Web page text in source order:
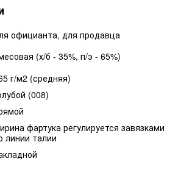
официанта, для продавца
(х/б - 35%, п/э - 65%)
г/м2 (средняя)
(008)
фартука регулируется завязками
линии талии